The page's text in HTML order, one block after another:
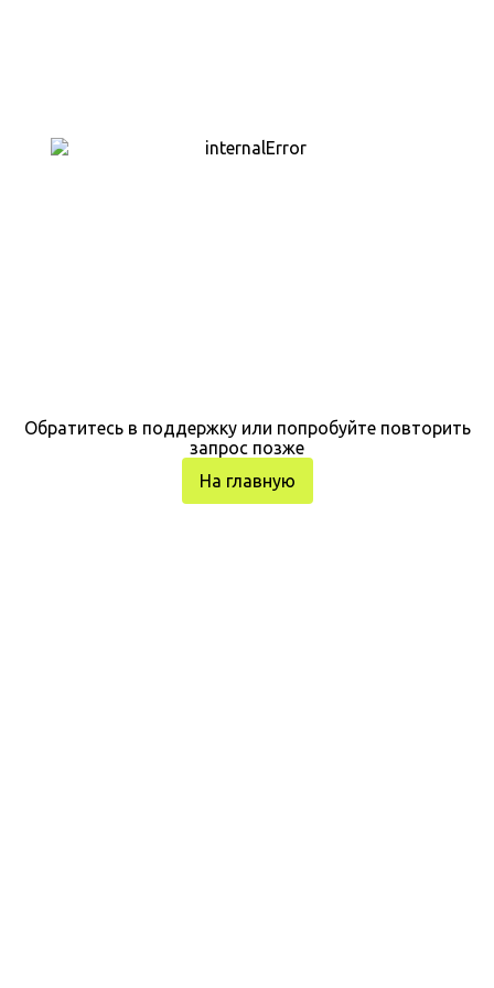
Обратитесь в поддержку или попробуйте повторить
запрос позже
На главную